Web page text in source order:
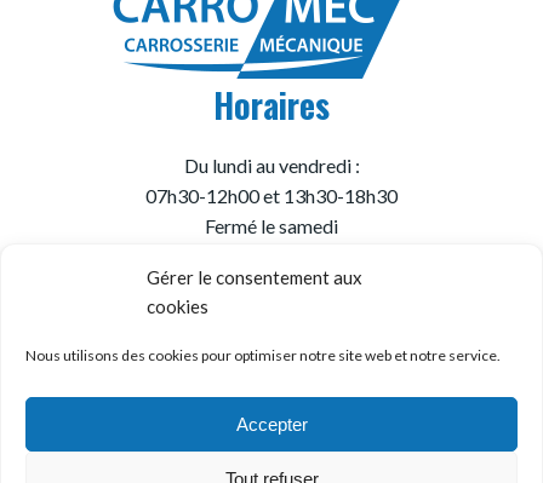
Gérer le consentement aux
cookies
Nous utilisons des cookies pour optimiser notre site web et notre service.
Accepter
Tout refuser
Horaires
Du lundi au vendredi :
07h30-12h00 et 13h30-18h30
Fermé le samedi
© Garage Carromec
Mentions Légales